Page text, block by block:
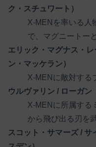
ク・スチュワート）
X-MENを率いる人
で、マグニートー
エリック・マグナス・
ン・マッケラン）
X-MENに敵対する
ウルヴァリン / ローガン
X-MENに所属する
から飛び出る刃を
スコット・サマーズ / サ